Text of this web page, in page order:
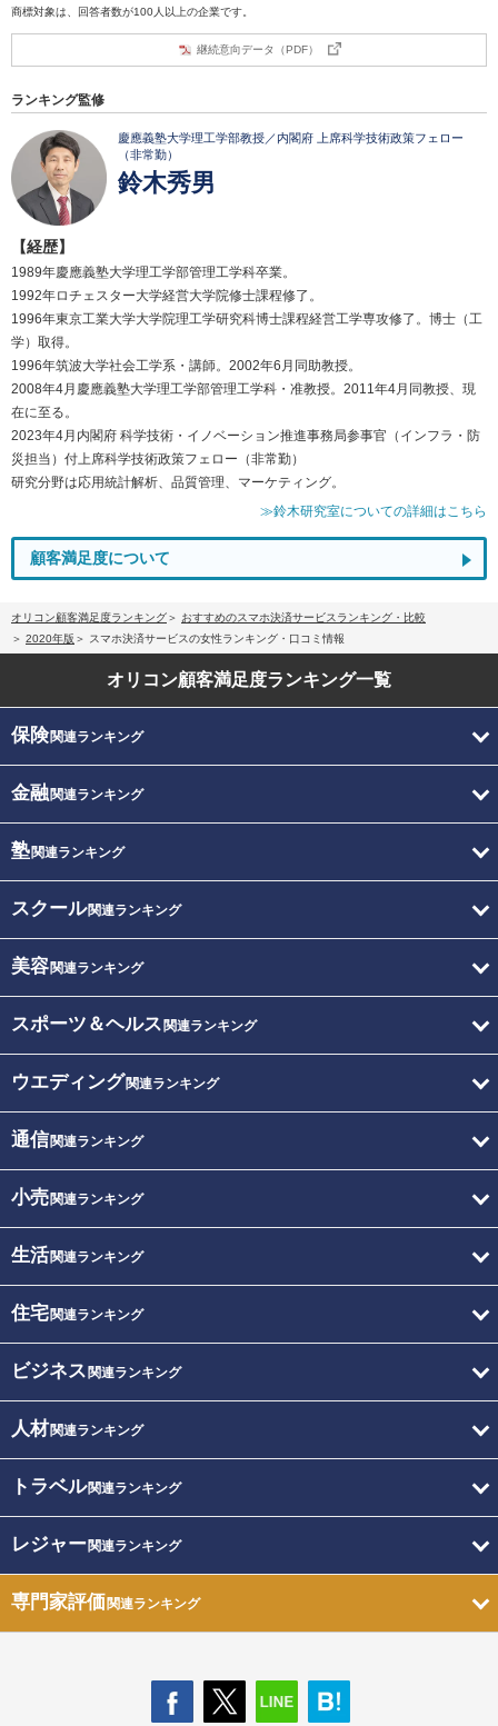
商標対象は、回答者数が100人以上の企業です。
継続意向データ（PDF）
ランキング監修
慶應義塾大学理工学部教授／内閣府 上席科学技術政策フェロー
（非常勤）
鈴木秀男
【経歴】
1989年慶應義塾大学理工学部管理工学科卒業。
1992年ロチェスター大学経営大学院修士課程修了。
1996年東京工業大学大学院理工学研究科博士課程経営工学専攻修了。博士（工
学）取得。
1996年筑波大学社会工学系・講師。2002年6月同助教授。
2008年4月慶應義塾大学理工学部管理工学科・准教授。2011年4月同教授、現
在に至る。
2023年4月内閣府 科学技術・イノベーション推進事務局参事官（インフラ・防
災担当）付上席科学技術政策フェロー（非常勤）
研究分野は応用統計解析、品質管理、マーケティング。
≫鈴木研究室についての詳細はこちら
顧客満足度について
オリコン顧客満足度ランキング
おすすめのスマホ決済サービスランキング・比較
2020年版
スマホ決済サービスの女性ランキング・口コミ情報
オリコン顧客満足度ランキング一覧
保険関連ランキング
金融関連ランキング
塾関連ランキング
スクール関連ランキング
美容関連ランキング
スポーツ＆ヘルス 関連ランキング
ウエディング関連ランキング
通信関連ランキング
小売関連ランキング
生活関連ランキング
住宅関連ランキング
ビジネス 関連ランキング
人材関連ランキング
トラベル関連ランキング
レジャー関連ランキング
専門家評価関連ランキング